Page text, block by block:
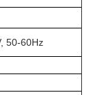
50-60Hz